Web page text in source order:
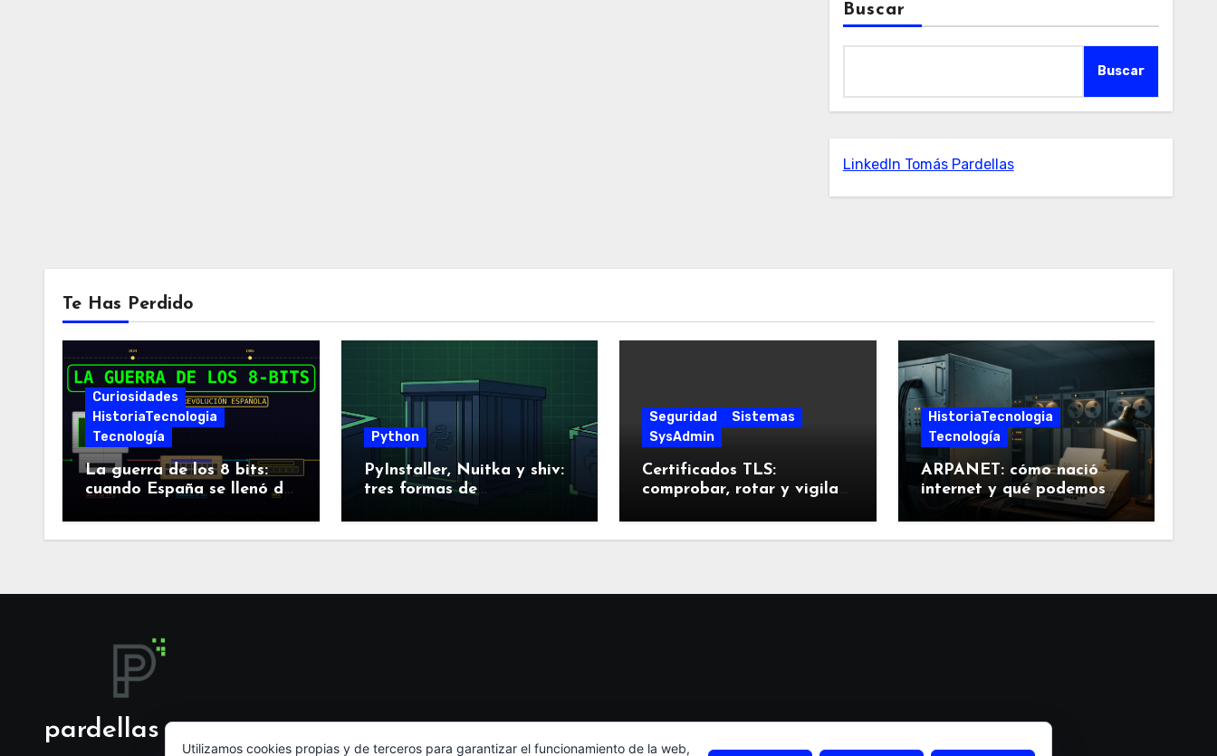
Buscar
Buscar
LinkedIn Tomás Pardellas
Te Has Perdido
Curiosidades
HistoriaTecnologia
Tecnología
La guerra de los 8 bits:
cuando España se llenó de
Python
PyInstaller, Nuitka y shiv:
tres formas de
Seguridad
Sistemas
SysAdmin
Certificados TLS:
comprobar, rotar y vigilar
HistoriaTecnologia
Tecnología
ARPANET: cómo nació
internet y qué podemos
aprender de sus decisiones
pardellas
Utilizamos cookies propias y de terceros para garantizar el funcionamiento de la web,